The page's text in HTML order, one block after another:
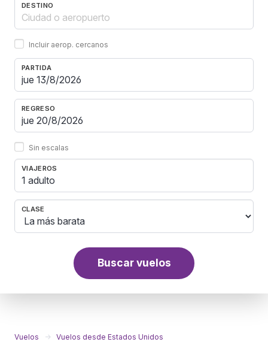
DESTINO
Incluir aerop. cercanos
PARTIDA
REGRESO
Sin escalas
VIAJEROS
1 adulto
CLASE
Buscar vuelos
Vuelos
Vuelos desde Estados Unidos